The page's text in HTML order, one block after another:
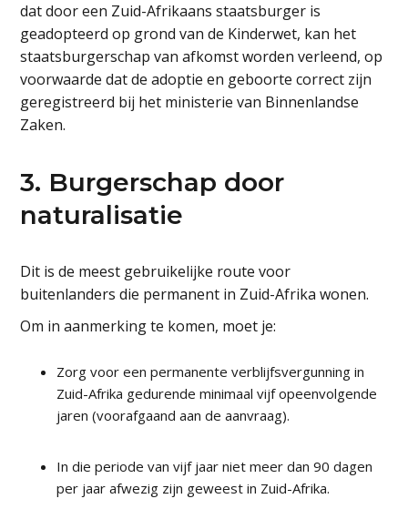
dat door een Zuid-Afrikaans staatsburger is
geadopteerd op grond van de Kinderwet, kan het
staatsburgerschap van afkomst worden verleend, op
voorwaarde dat de adoptie en geboorte correct zijn
geregistreerd bij het ministerie van Binnenlandse
Zaken.
3. Burgerschap door
naturalisatie
Dit is de meest gebruikelijke route voor
buitenlanders die permanent in Zuid-Afrika wonen.
Om in aanmerking te komen, moet je:
Zorg voor een permanente verblijfsvergunning in
Zuid-Afrika gedurende minimaal vijf opeenvolgende
jaren (voorafgaand aan de aanvraag).
In die periode van vijf jaar niet meer dan 90 dagen
per jaar afwezig zijn geweest in Zuid-Afrika.